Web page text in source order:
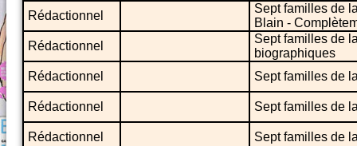
Rédactionnel
Sept familles de
Blain -
Rédactionnel
Sept familles de
biographiques
Rédactionnel
Sept familles de
Rédactionnel Sept familles de
Rédactionnel Sept familles de